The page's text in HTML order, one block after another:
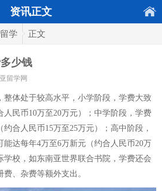
资讯正文
学 正文
少钱
留学网
整体处于较高水平，小学阶段，学费大致
人民币10万至20万元）；中学阶段，学费
合人民币15万至25万元）；高中阶段，
能达每年4万至6万新元（约合人民币20万
学校，如东南亚世界联合书院，学费还会
、杂费等额外支出。